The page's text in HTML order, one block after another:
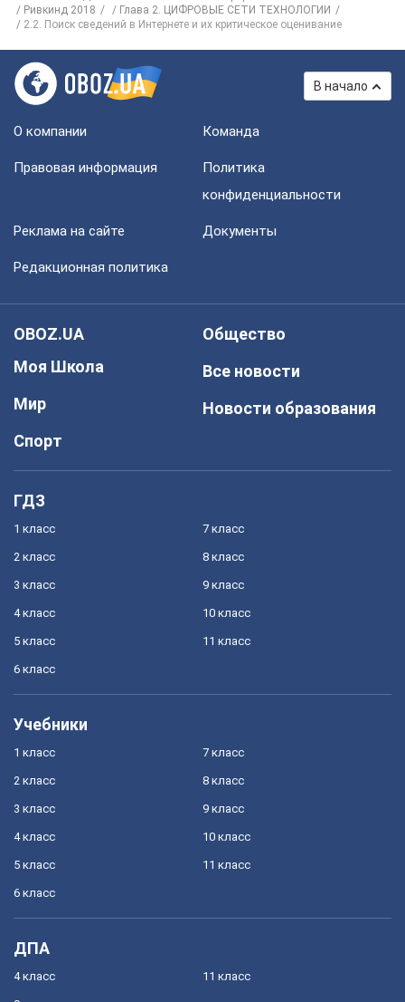
Ривкинд 2018
Глава 2. ЦИФРОВЫЕ СЕТИ ТЕХНОЛОГИИ
2.2. Поиск сведений в Интернете и их критическое оценивание
В начало
О компании Команда
Правовая информация
Политика
конфиденциальности
Реклама на сайте Документы
Редакционная политика
OBOZ.UA
Моя Школа
Мир
Спорт
Общество
Все новости
Новости образования
ГДЗ
1 класс
2 класс
3 класс
4 класс
5 класс
6 класс
7 класс
8 класс
9 класс
10 класс
11 класс
Учебники
1 класс
2 класс
3 класс
4 класс
5 класс
6 класс
7 класс
8 класс
9 класс
10 класс
11 класс
ДПА
4 класс 11 класс